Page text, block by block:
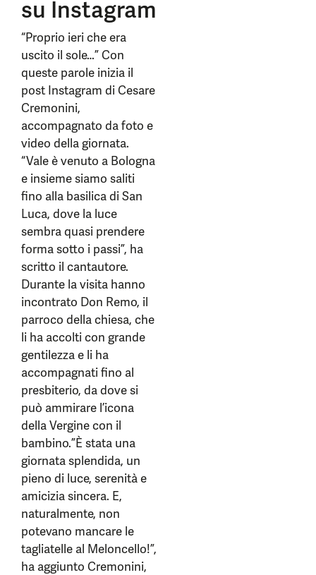
su Instagram
“Proprio ieri che era
uscito il sole…” Con
queste parole inizia il
post Instagram di Cesare
Cremonini,
accompagnato da foto e
video della giornata.
“Vale è venuto a Bologna
e insieme siamo saliti
fino alla basilica di San
Luca, dove la luce
sembra quasi prendere
forma sotto i passi”, ha
scritto il cantautore.
Durante la visita hanno
incontrato Don Remo, il
parroco della chiesa, che
li ha accolti con grande
gentilezza e li ha
accompagnati fino al
presbiterio, da dove si
può ammirare l’icona
della Vergine con il
bambino.”È stata una
giornata splendida, un
pieno di luce, serenità e
amicizia sincera. E,
naturalmente, non
potevano mancare le
tagliatelle al Meloncello!”,
ha aggiunto Cremonini,